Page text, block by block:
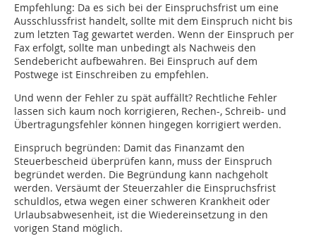
Empfehlung: Da es sich bei der Einspruchsfrist um eine
Ausschlussfrist handelt, sollte mit dem Einspruch nicht bis
zum letzten Tag gewartet werden. Wenn der Einspruch per
Fax erfolgt, sollte man unbedingt als Nachweis den
Sendebericht aufbewahren. Bei Einspruch auf dem
Postwege ist Einschreiben zu empfehlen.
Und wenn der Fehler zu spät auffällt? Rechtliche Fehler
lassen sich kaum noch korrigieren, Rechen-, Schreib- und
Übertragungsfehler können hingegen korrigiert werden.
Einspruch begründen: Damit das Finanzamt den
Steuerbescheid überprüfen kann, muss der Einspruch
begründet werden. Die Begründung kann nachgeholt
werden. Versäumt der Steuerzahler die Einspruchsfrist
schuldlos, etwa wegen einer schweren Krankheit oder
Urlaubsabwesenheit, ist die Wiedereinsetzung in den
vorigen Stand möglich.